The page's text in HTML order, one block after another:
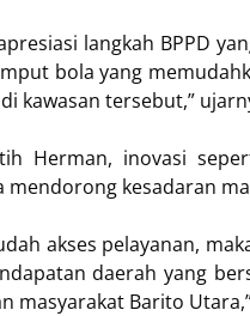
langkah BPPD
bola yang
kawasan tersebut,”
Herman, inovasi
mendorong kesadaran
akses pelayanan,
daerah yang
masyarakat Barito